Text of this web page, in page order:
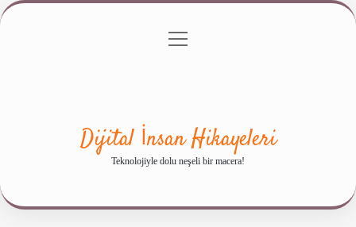
Gizlilik Politikası
menüyü
Dijital İnsan Hikayeleri
Teknolojiyle dolu neşeli bir macera!